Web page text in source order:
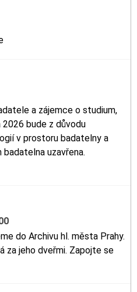
a zájemce o studium,
2026 bude z důvodu
v prostoru badatelny a
uzavřena.
do Archivu hl. města Prahy.
za jeho dveřmi. Zapojte se